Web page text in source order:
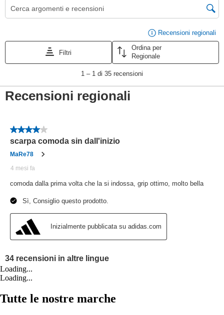
Loading...
Loading...
Tutte le nostre marche